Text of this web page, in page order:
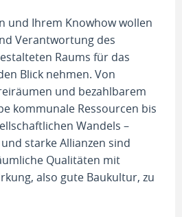
und Ihrem Knowhow wollen
Verantwortung des
Raums für das
Blick nehmen. Von
und bezahlbarem
kommunale Ressourcen bis
Wandels –
starke Allianzen sind
Qualitäten mit
also gute Baukultur, zu